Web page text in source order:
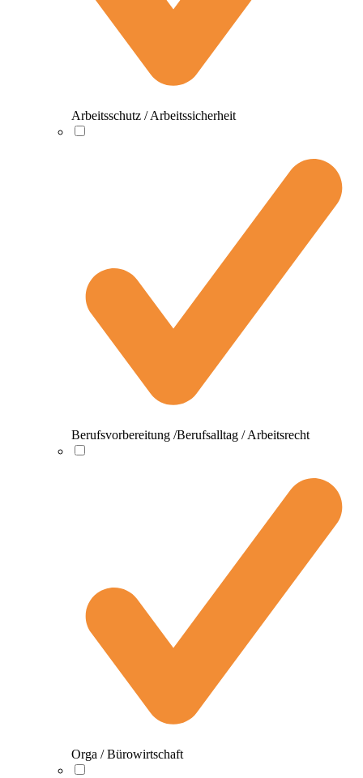
Arbeitsschutz / Arbeitssicherheit
Berufsvorbereitung /Berufsalltag / Arbeitsrecht
Orga / Bürowirtschaft